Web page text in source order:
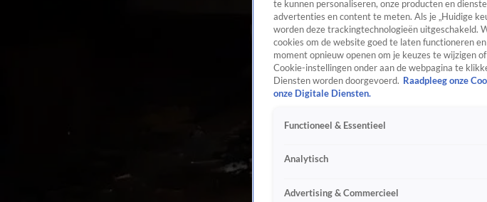
te kunnen personaliseren, onze producten en
advertenties en content te meten. Als je „Huidige
worden deze trackingtechnologieën uitgeschakeld.
cookies om de website goed te laten functioneren
moment opnieuw openen om je keuzes te wijzigen
Cookie-instellingen onder aan de webpagina te
Diensten worden doorgevoerd. Raadpleeg onze
onze Digitale Diensten.
Functioneel & Essentieel
Analytisch
Advertising & Commercieel